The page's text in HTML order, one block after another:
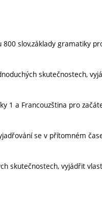
slov,základy gramatiky
skutečnostech,
1 a Francouzština pro
se v přítomném
skutečnostech, vyjádřit